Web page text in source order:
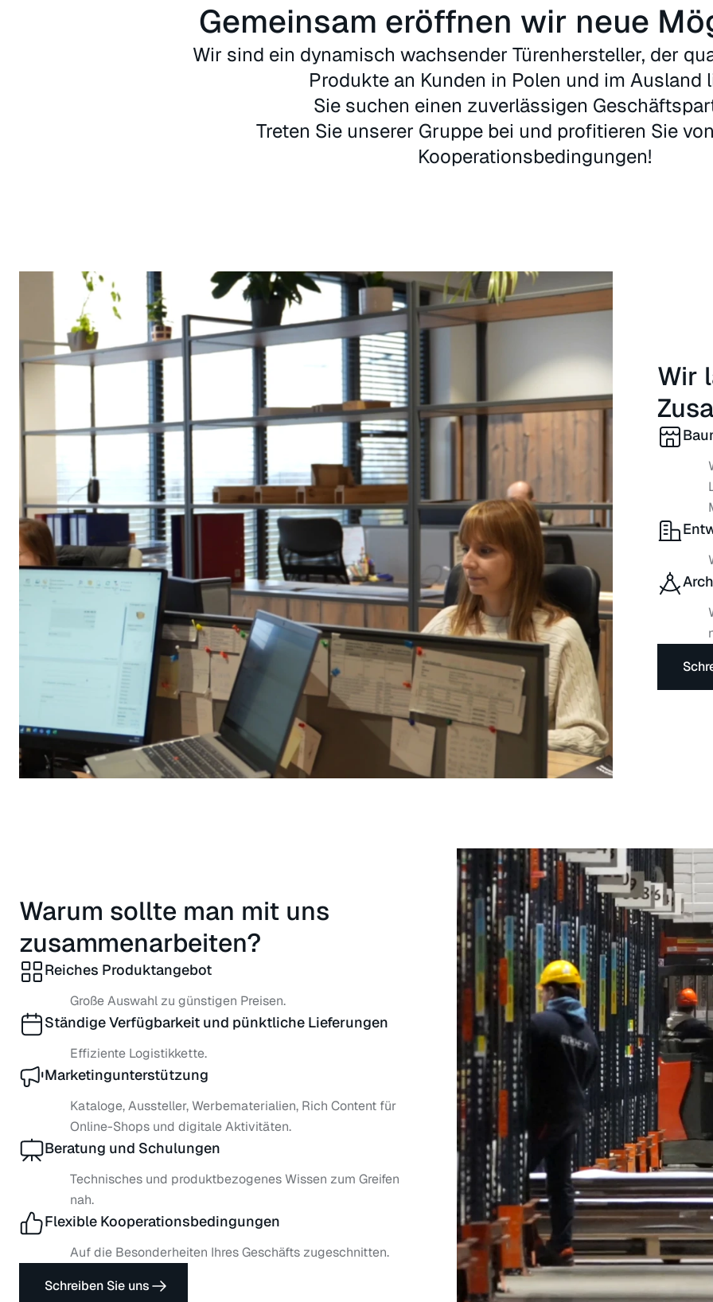
Gemeinsam eröffnen wir neue
Wir sind ein dynamisch wachsender Türenhersteller, der
Produkte an Kunden in Polen und im Ausland
Sie suchen einen zuverlässigen
Treten Sie unserer Gruppe bei und profitieren Sie
Kooperationsbedingungen!
Wir
Warum sollte man mit uns
zusammenarbeiten?
Reiches Produktangebot
Große Auswahl zu günstigen Preisen.
Ständige Verfügbarkeit und pünktliche Lieferungen
Effiziente Logistikkette.
Marketingunterstützung
Kataloge, Aussteller, Werbematerialien, Rich Content für
Online-Shops und digitale Aktivitäten.
Beratung und Schulungen
Technisches und produktbezogenes Wissen zum Greifen
nah.
Flexible Kooperationsbedingungen
Auf die Besonderheiten Ihres Geschäfts zugeschnitten.
Schreiben Sie uns